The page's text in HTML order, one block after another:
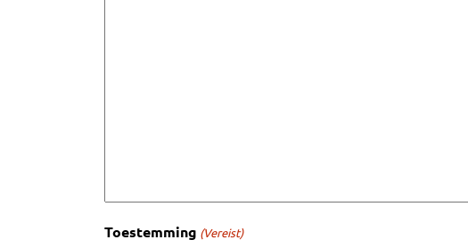
Toestemming (Vereist)